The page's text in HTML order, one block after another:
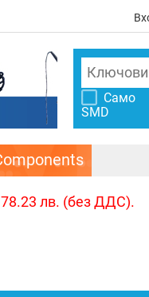
Само
SMD
78.23 лв. (без ДДС).